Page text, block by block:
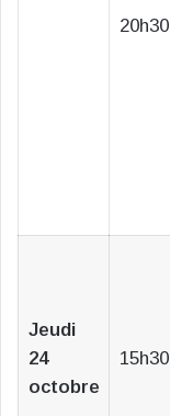
20h30
Jeudi
24
octobre
15h30